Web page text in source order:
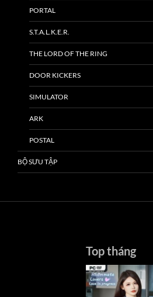
PORTAL
S.T.A.L.K.E.R.
THE LORD OF THE RING
DOOR KICKERS
SIMULATOR
ARK
POSTAL
BỘ SƯU TẬP
Top tháng